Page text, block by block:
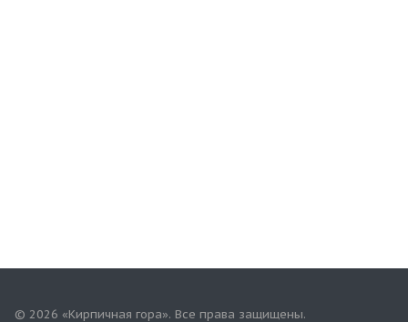
© 2026 «Кирпичная гора». Все права защищены.